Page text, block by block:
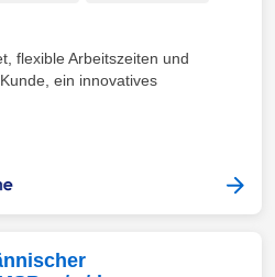
flexible Arbeitszeiten und
ein innovatives